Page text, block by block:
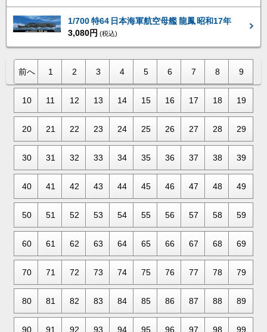
1/700 特64 日本海軍航空母艦 龍鳳 昭和17年
3,080円 (税込)
前へ 1 2 3 4 5 6 7 8 9
10 11 12 13 14 15 16 17 18 19
20 21 22 23 24 25 26 27 28 29
30 31 32 33 34 35 36 37 38 39
40 41 42 43 44 45 46 47 48 49
50 51 52 53 54 55 56 57 58 59
60 61 62 63 64 65 66 67 68 69
70 71 72 73 74 75 76 77 78 79
80 81 82 83 84 85 86 87 88 89
90 91 92 93 94 95 96 97 98 99